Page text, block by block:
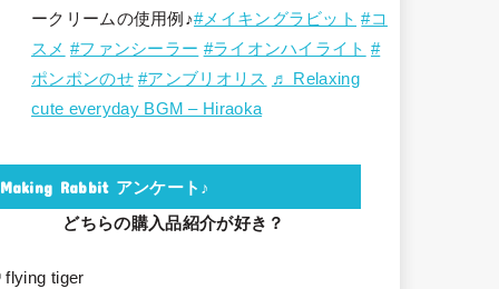
ークリームの使用例♪#メイキングラビット #コ
スメ #ファンシーラー #ライオンハイライト #
ポンポンのせ #アンブリオリス ♬ Relaxing
cute everyday BGM – Hiraoka
Making Rabbit アンケート♪
どちらの購入品紹介が好き？
flying tiger